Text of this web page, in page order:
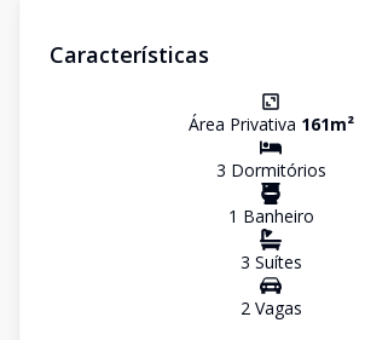
Características
Área Privativa 161m²
3 Dormitórios
1 Banheiro
3 Suítes
2Vagas